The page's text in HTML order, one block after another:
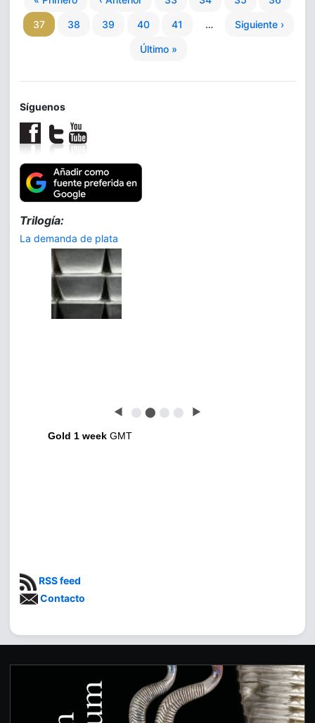
37 38 39 40 41 … Siguiente ›
Último »
Síguenos
Trilogía:
La demanda de plata
◀ ⬤ ⬤ ⬤ ⬤ ▶
Gold 1 week GMT
RSS feed
Contacto